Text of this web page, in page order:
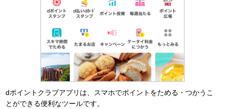
dポイントクラブアプリは、スマホでポイントをためる・つかうこ
とができる便利なツールです。